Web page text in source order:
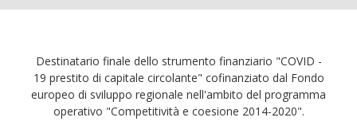
Destinatario finale dello strumento finanziario "COVID -
19 prestito di capitale circolante" cofinanziato dal Fondo
europeo di sviluppo regionale nell'ambito del programma
operativo "Competitività e coesione 2014-2020".